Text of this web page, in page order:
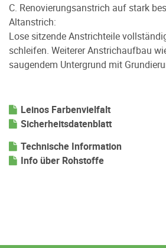
C. Renovierungsanstrich auf stark
Altanstrich:
Lose sitzende Anstrichteile
schleifen. Weiterer Anstrichaufbau
saugendem Untergrund mit
Leinos Farbenvielfalt
Sicherheitsdatenblatt
Technische Information
Info über Rohstoffe